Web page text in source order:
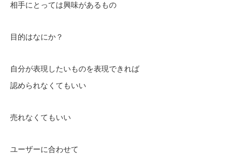
相手にとっては興味があるもの
目的はなにか？
自分が表現したいものを表現できれば
認められなくてもいい
売れなくてもいい
ユーザーに合わせて